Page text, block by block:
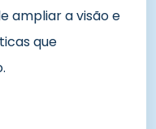
ampliar a visão e
que